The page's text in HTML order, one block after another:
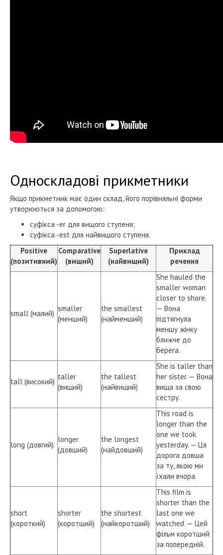
Односкладові прикметники
Якщо прикметник має один склад, його порівняльні форми
утворюються за допомогою:
суфікса -er для вищого ступеня;
суфікса -est для найвищого ступеня.
Positive
(позитивний)
Comparative
(вищий)
Superlative
(найвищий)
Приклад
речення
small (малий)
smaller
(менший)
the smallest
(найменший)
She hauled the
smaller woman
closer to shore.
— Вона
підтягнула
меншу жінку
ближче до
берега.
tall (високий)
taller
(вищий)
the tallest
(найвищий)
She is taller than
her sister. — Вона
вища за свою
сестру.
long (довгий)
longer
(довший)
the longest
(найдовший)
This road is
longer than the
one we took
yesterday. — Ця
дорога довша
за ту, якою ми
їхали вчора.
short
(короткий)
shorter
(коротший)
the shortest
(найкоротший)
This film is
shorter than the
last one we
watched. — Цей
фільм коротший
за попередній.